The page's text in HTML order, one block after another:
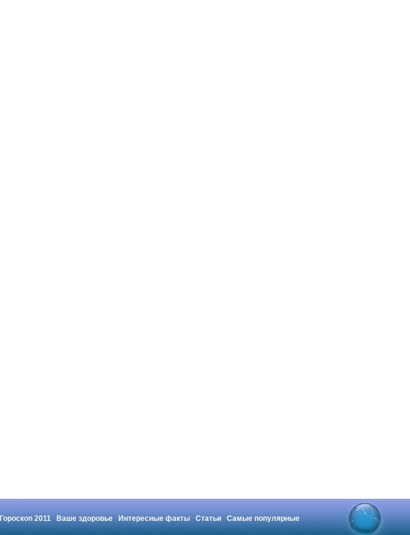
Гороскоп 2011 Ваше здоровье Интересные факты Статьи
Самые популярные